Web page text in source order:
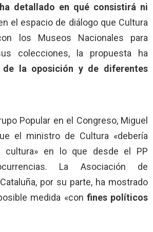
detallado en qué consistirá ni
el espacio de diálogo que Cultura
los Museos Nacionales para
colecciones, la propuesta ha
de la oposición y de diferentes
Popular en el Congreso, Miguel
el ministro de Cultura «debería
cultura» en lo que desde el PP
La Asociación de
por su parte, ha mostrado
medida «con fines políticos